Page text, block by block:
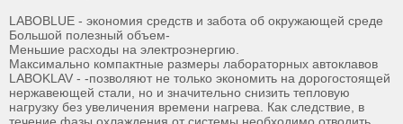
LABOBLUE - экономия средств и забота об окружающей среде
Большой полезный объем-
Меньшие расходы на электроэнергию.
Максимально компактные размеры лабораторных автоклавов
LABOKLAV - -позволяют не только экономить на дорогостоящей
нержавеющей стали, но и значительно снизить тепловую
нагрузку без увеличения времени нагрева. Как следствие, в